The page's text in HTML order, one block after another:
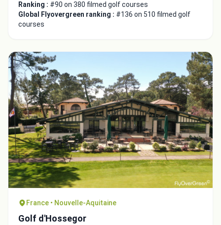
Ranking : #90 on 380 filmed golf courses
Global Flyovergreen ranking : #136 on 510 filmed golf
courses
France • Nouvelle-Aquitaine
Golf d'Hossegor